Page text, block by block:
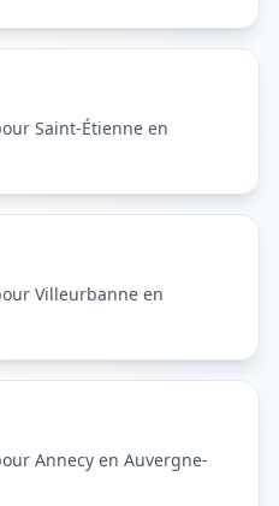
Saint-Étienne en
Villeurbanne en
Annecy en Auvergne-